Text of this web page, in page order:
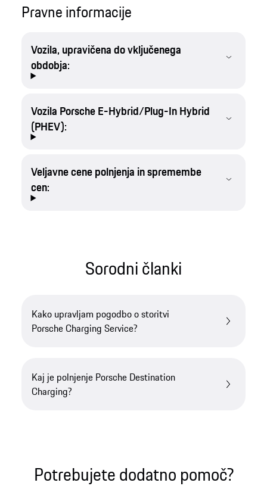
Pravne informacije
Vozila, upravičena do vključenega
obdobja:
Vozila Porsche E-Hybrid/Plug-In Hybrid
(PHEV):
Veljavne cene polnjenja in spremembe
cen:
Sorodni članki
Kako upravljam pogodbo o storitvi
Porsche Charging Service?
Kaj je polnjenje Porsche Destination
Charging?
Potrebujete dodatno pomoč?